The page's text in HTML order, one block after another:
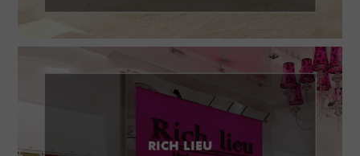
RICH LIEU